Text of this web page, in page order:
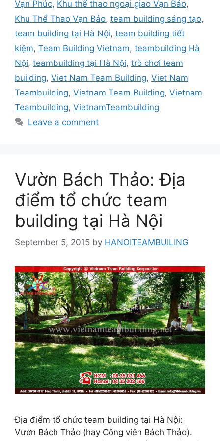
Vạn Phúc, Khu thể thao ngoại giao Vạn Bảo,
Khu Thể Thao Vạn Bảo, team building sáng tạo,
team building tại Hà Nội, team building tiết
kiệm, Team Building Vietnam, teambuilding Hà
Nội, teambuilding tại Hà Nội, trò chơi team
building, Viet Nam Team Building, Viet Nam
Teambuilding, Vietnam Team Building, Vietnam
Teambuilding, VietnamTeambuilding
Leave a comment
Vườn Bách Thảo: Địa
điểm tổ chức team
building tại Hà Nội
September 5, 2015 by HANOITEAMBUILING
Địa điểm tổ chức team building tại Hà Nội:
Vườn Bách Thảo (hay Công viên Bách Thảo).